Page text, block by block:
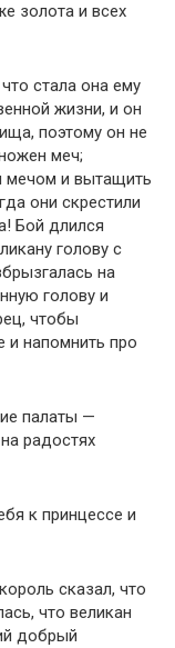
золота и всех
стала она ему
жизни, и он
поэтому он не
меч;
мечом и вытащить
они скрестили
Бой длился
голову с
на
голову и
чтобы
и напомнить про
палаты —
радостях
к принцессе и
сказал, что
что великан
добрый